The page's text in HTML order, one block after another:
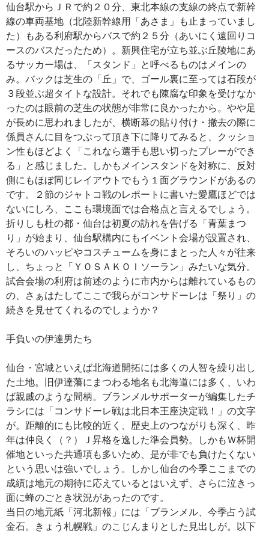
仙台駅からＪＲで約２０分、東北本線の支線の終点で新幹
線の車両基地（北陸新幹線用「あさま」も止まっていまし
た）もある利府駅からバスで約２５分（あいにく遠回りコ
ースのバスだったため）。新興住宅が立ち並ぶ丘陵地にあ
るサッカー場は、「スタンド」と呼べるものはメインの
み。バックは芝生の「丘」で、ゴール裏に至っては石段が
３段並ぶ超タイトな設計。それでも陳腐な印象を受けなか
ったのは眼前の芝生の状態が非常に良かったから。やや足
が長めに思われましたが、横断幕の貼り付け・撤去の際に
係員さんに目をつぶって頂き下に降りてみると、クッショ
ン性もほどよく「これなら選手も思い切ったプレーができ
る」と感じました。しかもメインスタンドを対称に、反対
側にもほぼ同じレイアウトでもう１面グラウンドがあるの
です。２節のジャトコ戦のレポートに書いた愛鷹ほどでは
ないにしろ、ここも環境面では合格点と言えるでしょう。
折りしも杜の都・仙台は初夏の訪れを告げる「青葉まつ
り」が始まり、仙台駅構内にもイベント会場が設置され、
そろいのハッピやコスチュームを身にまとった人々が往来
し、ちょっと「ＹＯＳＡＫＯＩソーラン」みたいな気分。
試合会場の利府は前述のように市内からは離れているもの
の、さぁはたしてここで我らがコンサドーレは「祭り」の
続きを見せてくれるのでしょうか？
手負いの伊達男たち
仙台・宮城といえば北海道開拓には多くの人智を繰り出し
た土地。旧伊達藩にまつわる地名も北海道には多く、いわ
ば親戚のような間柄。ブランメルサポーターが編集したチ
ラシには「コンサドーレ戦は北日本王座決定戦！」の文字
が。距離的にも比較的近く、歴史上のつながりも深く、昨
年は仲良く（？）Ｊ昇格を逸した準会員勢。しかもＷ杯開
催地といった共通項も多いため、是が非でも負けたくない
という思いは強いでしょう。しかし仙台の今季ここまでの
成績は地元の期待に応えているとはいえず、さらに泣きっ
面に蜂のごとき状況があったのです。
当日の地元紙「河北新報」には「ブランメル、今季占う試
金石。きょう札幌戦」のこじんまりとした見出しが。以下